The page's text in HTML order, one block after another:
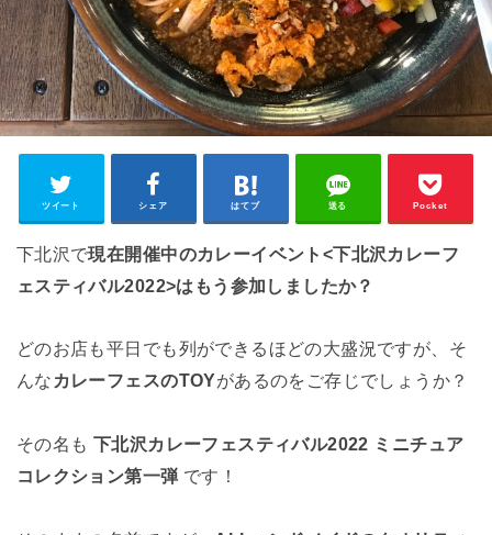
ツイート シェア はてブ 送る Pocket
下北沢で現在開催中のカレーイベント<下北沢カレーフ
ェスティバル2022>はもう参加しましたか？
どのお店も平日でも列ができるほどの大盛況ですが、そ
んな カレーフェスのTOYがあるのをご存じでしょうか？
その名も 下北沢カレーフェスティバル2022 ミニチュア
コレクション第一弾 です！